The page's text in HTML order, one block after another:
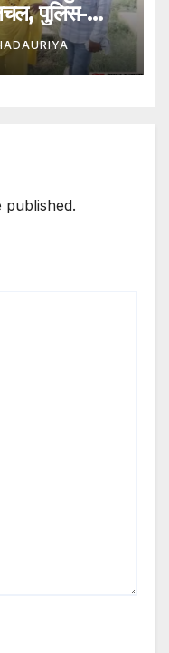
पुलिस-
– Pink
Mathura
Shri
published.